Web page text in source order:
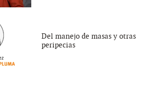
Del manejo de masas y otras
peripecias